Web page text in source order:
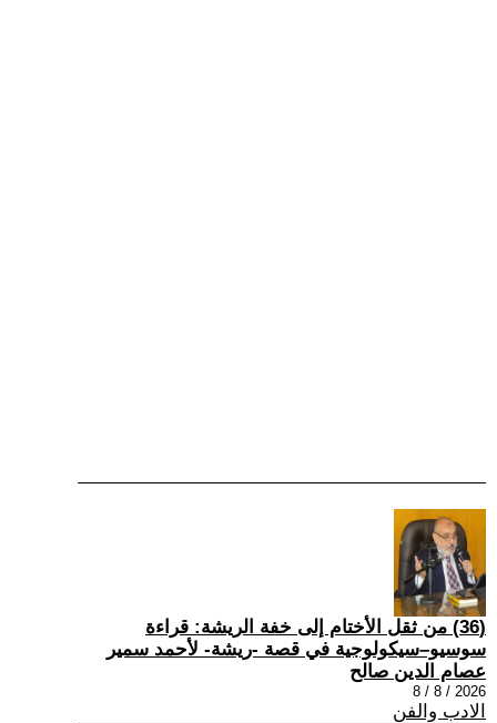
(36) من ثقل الأختام إلى خفة الريشة: قراءة
سوسيو–سيكولوجية في قصة -ريشة- لأحمد سمير
عصام الدين صالح
2026 / 8 / 8
الادب والفن